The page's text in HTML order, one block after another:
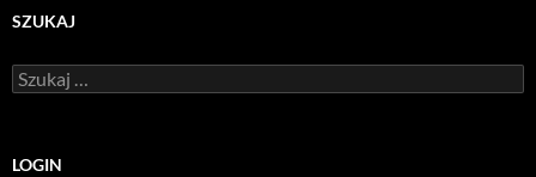
SZUKAJ
Szukaj:
LOGIN